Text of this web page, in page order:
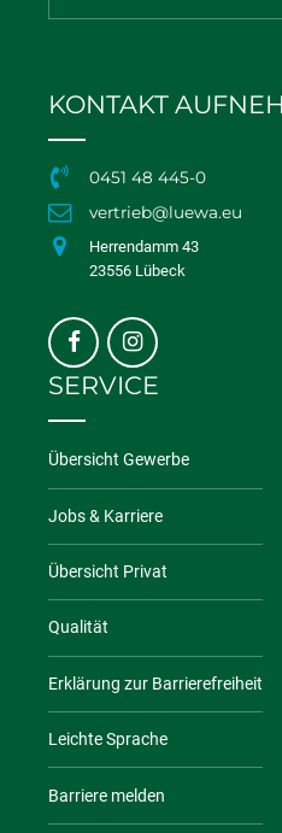
KONTAKT
0451 48 445-0
vertrieb@luewa.eu
Herrendamm 43
23556 Lübeck
SERVICE
Übersicht Gewerbe
Jobs & Karriere
Übersicht Privat
Qualität
Erklärung zur Barrierefreiheit
Leichte Sprache
Barriere melden